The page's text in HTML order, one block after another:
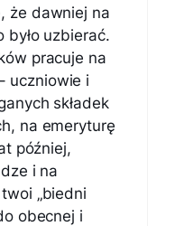
że dawniej na
uzbierać.
pracuje na
uczniowie i
składek
na emeryturę
później,
i na
„biedni
obecnej i